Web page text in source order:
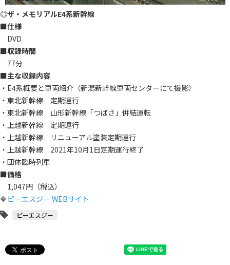
◎ザ・メモリアルE4系新幹線
■仕様
DVD
■収録時間
77分
■主な収録内容
・E4系概要と車両紹介（新潟新幹線車両センターにて撮影）
・東北新幹線 定期運行
・東北新幹線 山形新幹線「つばさ」併結運転
・上越新幹線 定期運行
・上越新幹線 リニューアル塗装定期運行
・上越新幹線 2021年10月1日定期運行終了
・団体臨時列車
■価格
1,047円（税込）
🔶ピーエスジー WEBサイト
ピーエスジー